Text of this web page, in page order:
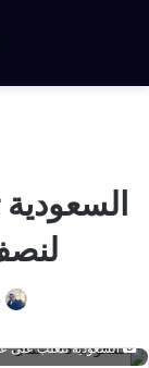
السعودية
السعودية تتغلب على